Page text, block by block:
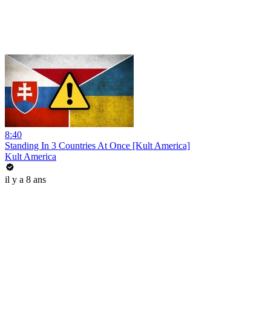
8:40
Standing In 3 Countries At Once [Kult America]
Kult America
il y a 8 ans